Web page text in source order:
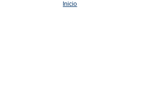
Inicio